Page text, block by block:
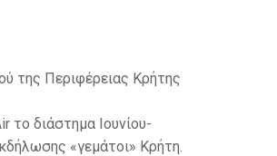
της Περιφέρειας Κρήτης
διάστημα Ιουνίου-
«γεμάτοι» Κρήτη.